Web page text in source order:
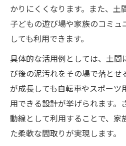
かりにくくなります。また、土
子どもの遊び場や家族のコミュ
しても利用できます。
具体的な活用例としては、土
び後の泥汚れをその場で落とせ
が成長しても自転車やスポーツ
用できる設計が挙げられます。
動線として利用することで、家
た柔軟な間取りが実現します。